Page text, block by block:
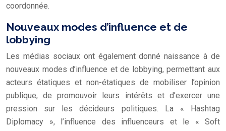
coordonnée.
Nouveaux modes d’influence et de
lobbying
Les médias sociaux ont également donné naissance à de
nouveaux modes d’influence et de lobbying, permettant aux
acteurs étatiques et non-étatiques de mobiliser l’opinion
publique, de promouvoir leurs intérêts et d’exercer une
pression sur les décideurs politiques. La « Hashtag
Diplomacy », l’influence des influenceurs et le « Soft